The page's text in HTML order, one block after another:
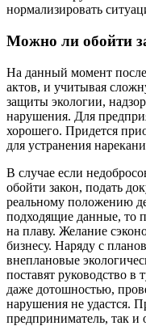
нормализировать
Можно ли обойти
На данный момент
актов, и учитывая
защиты экологии,
нарушения. Для
хорошего. Придется
для устранения
В случае если
обойти закон, подать
реальному положению
подходящие данные, то
на плаву. Желание
бизнесу. Наряду с
внеплановые
поставят руководство в
даже дотошностью,
нарушения не удастся.
предприниматель, так и